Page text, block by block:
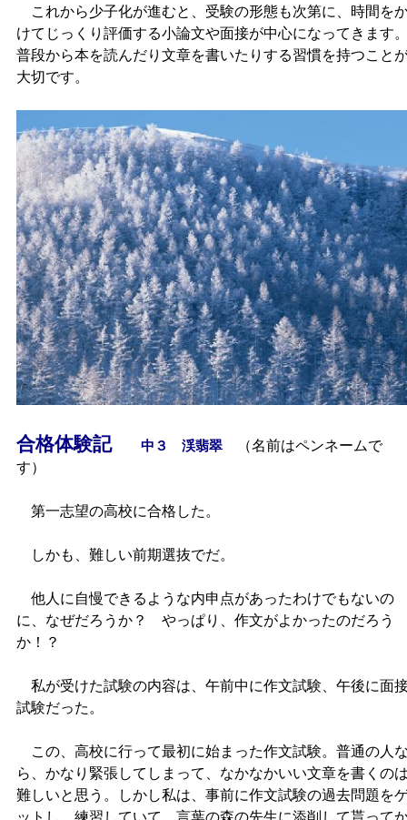
これから少子化が進むと、受験の形態も次第に、時間を
けてじっくり評価する小論文や面接が中心になってきます
普段から本を読んだり文章を書いたりする習慣を持つこと
大切です。
合格体験記 中３ 渓翡翠 （名前はペンネームで
す）
第一志望の高校に合格した。
しかも、難しい前期選抜でだ。
他人に自慢できるような内申点があったわけでもないの
に、なぜだろうか？ やっぱり、作文がよかったのだろう
か！？
私が受けた試験の内容は、午前中に作文試験、午後に面
試験だった。
この、高校に行って最初に始まった作文試験。普通の人
ら、かなり緊張してしまって、なかなかいい文章を書くの
難しいと思う。しかし私は、事前に作文試験の過去問題を